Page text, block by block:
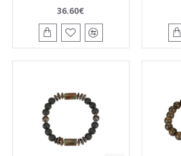
36.60€